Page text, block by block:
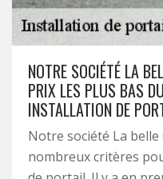
NOTRE SOCIÉTÉ LA
PRIX LES PLUS BAS
INSTALLATION DE
Notre société La
nombreux critères